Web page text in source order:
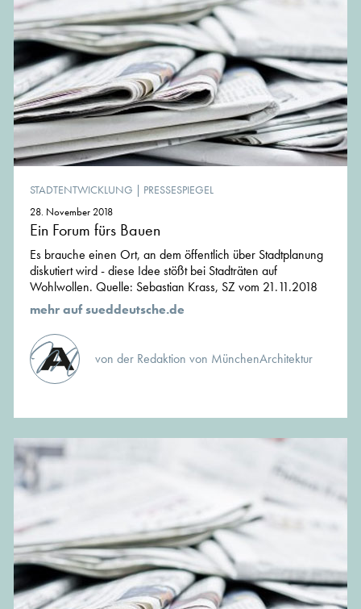
STADTENTWICKLUNG | PRESSESPIEGEL
28. November 2018
Ein Forum fürs Bauen
Es brauche einen Ort, an dem öffentlich über Stadtplanung
diskutiert wird - diese Idee stößt bei Stadträten auf
Wohlwollen. Quelle: Sebastian Krass, SZ vom 21.11.2018
mehr auf sueddeutsche.de
von der Redaktion von MünchenArchitektur